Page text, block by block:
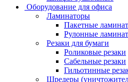
Оборудование для офиса
Ламинаторы
Пакетные
Рулонные
Резаки для бумаги
Роликовые резаки
Сабельные резаки
Гильотинные
Шредеры